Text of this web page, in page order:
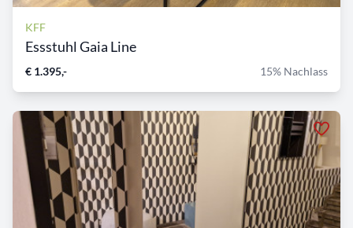
KFF
Essstuhl Gaia Line
€ 1.395,- 15% Nachlass